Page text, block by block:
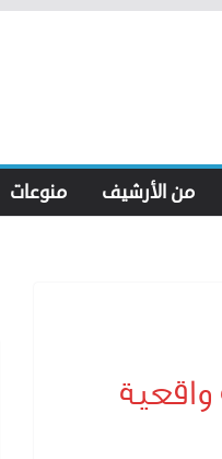
من الأرشيف منوعات